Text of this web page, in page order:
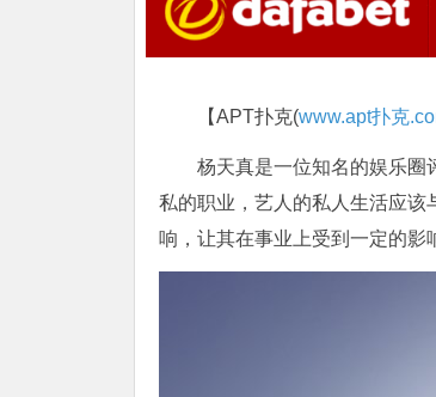
【APT扑克(www.apt扑克
杨天真是一位知名的娱乐圈
私的职业，艺人的私人生活应该
响，让其在事业上受到一定的影